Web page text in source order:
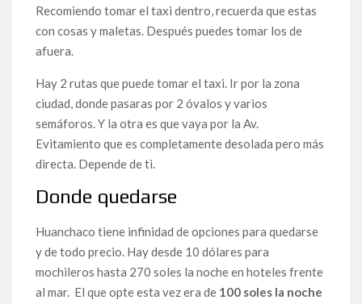
Recomiendo tomar el taxi dentro, recuerda que estas
con cosas y maletas. Después puedes tomar los de
afuera.
Hay 2 rutas que puede tomar el taxi. Ir por la zona
ciudad, donde pasaras por 2 óvalos y varios
semáforos. Y la otra es que vaya por la Av.
Evitamiento que es completamente desolada pero más
directa. Depende de ti.
Donde quedarse
Huanchaco tiene infinidad de opciones para quedarse
y de todo precio. Hay desde 10 dólares para
mochileros hasta 270 soles la noche en hoteles frente
al mar. El que opte esta vez era de 100 soles la noche